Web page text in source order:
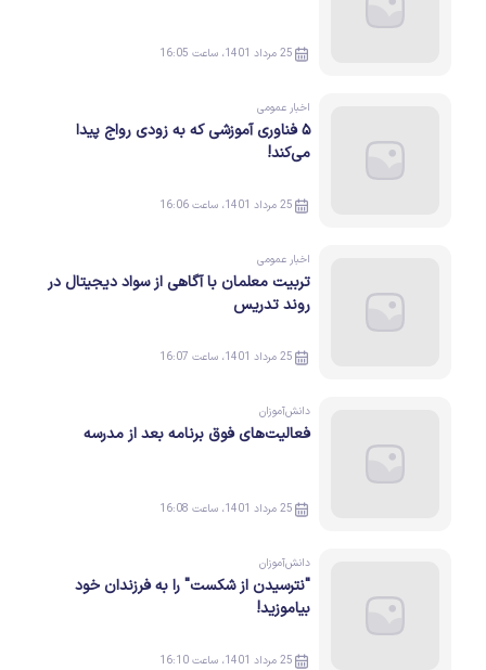
25 مرداد 1401، ساعت 16:05
اخبار عمومی
۵ فناوری آموزشی که به زودی رواج پیدا
می‌کند!
25 مرداد 1401، ساعت 16:06
اخبار عمومی
تربیت معلمان با آگاهی از سواد دیجیتال در
روند تدریس
25 مرداد 1401، ساعت 16:07
دانش‌آموزان
فعالیت‌های فوق برنامه بعد از مدرسه
25 مرداد 1401، ساعت 16:08
دانش‌آموزان
"نترسیدن از شکست" را به فرزندان خود
بیاموزید!
25 مرداد 1401، ساعت 16:10